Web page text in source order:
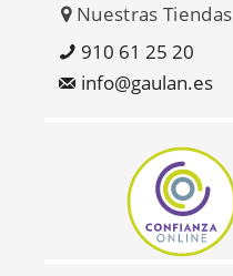
Alice et Paul 28182029
Nuestras Tiendas
910 61 25 20
info@gaulan.es